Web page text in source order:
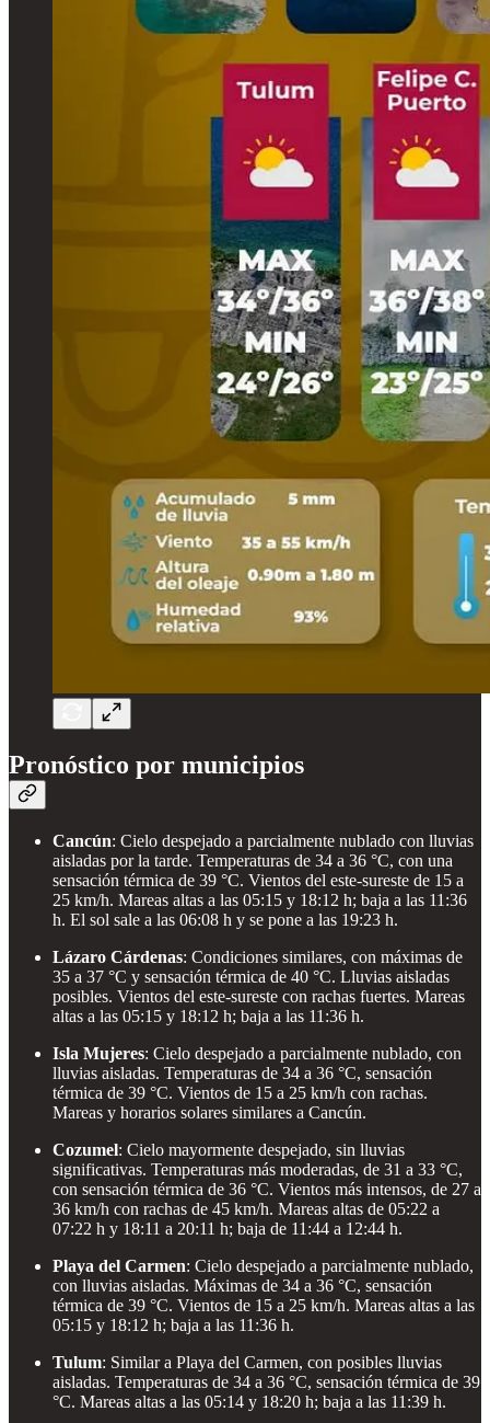
Pronóstico por municipios
Cancún: Cielo despejado a parcialmente nublado con lluvias
aisladas por la tarde. Temperaturas de 34 a 36 °C, con una
sensación térmica de 39 °C. Vientos del este-sureste de 15 a
25 km/h. Mareas altas a las 05:15 y 18:12 h; baja a las 11:36
h. El sol sale a las 06:08 h y se pone a las 19:23 h.
Lázaro Cárdenas: Condiciones similares, con máximas de
35 a 37 °C y sensación térmica de 40 °C. Lluvias aisladas
posibles. Vientos del este-sureste con rachas fuertes. Mareas
altas a las 05:15 y 18:12 h; baja a las 11:36 h.
Isla Mujeres: Cielo despejado a parcialmente nublado, con
lluvias aisladas. Temperaturas de 34 a 36 °C, sensación
térmica de 39 °C. Vientos de 15 a 25 km/h con rachas.
Mareas y horarios solares similares a Cancún.
Cozumel: Cielo mayormente despejado, sin lluvias
significativas. Temperaturas más moderadas, de 31 a 33 °C,
con sensación térmica de 36 °C. Vientos más intensos, de 27 a
36 km/h con rachas de 45 km/h. Mareas altas de 05:22 a
07:22 h y 18:11 a 20:11 h; baja de 11:44 a 12:44 h.
Playa del Carmen: Cielo despejado a parcialmente nublado,
con lluvias aisladas. Máximas de 34 a 36 °C, sensación
térmica de 39 °C. Vientos de 15 a 25 km/h. Mareas altas a las
05:15 y 18:12 h; baja a las 11:36 h.
Tulum: Similar a Playa del Carmen, con posibles lluvias
aisladas. Temperaturas de 34 a 36 °C, sensación térmica de 39
°C. Mareas altas a las 05:14 y 18:20 h; baja a las 11:39 h.